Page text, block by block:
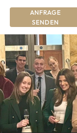
ANFRAGE
SENDEN